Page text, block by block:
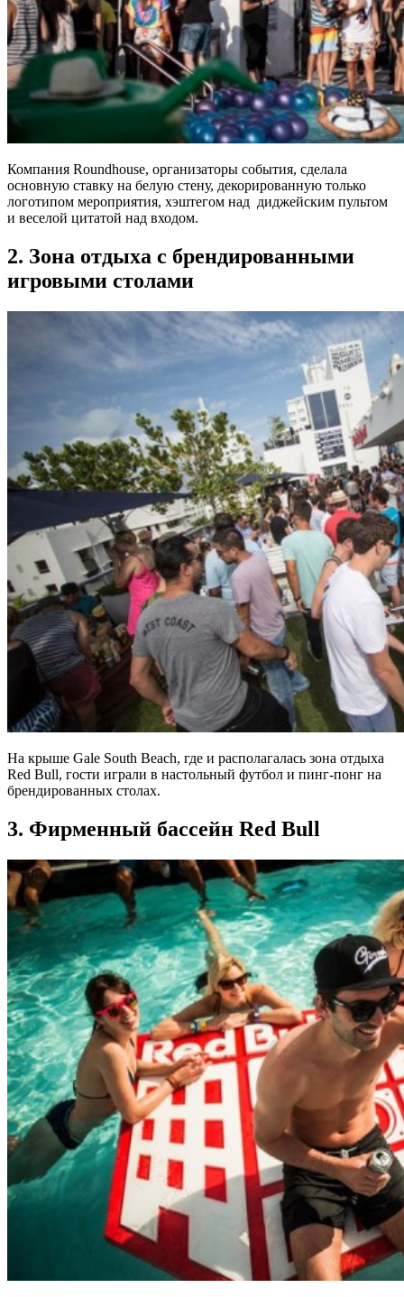
Компания Roundhouse, организаторы события, сделала
основную ставку на белую стену, декорированную только
логотипом мероприятия, хэштегом над диджейским пультом
и веселой цитатой над входом.
2. Зона отдыха с брендированными
игровыми столами
На крыше Gale South Beach, где и располагалась зона отдыха
Red Bull, гости играли в настольный футбол и пинг-понг на
брендированных столах.
3. Фирменный бассейн Red Bull